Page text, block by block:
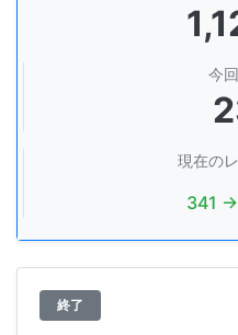
今
現在の
341 →
終了